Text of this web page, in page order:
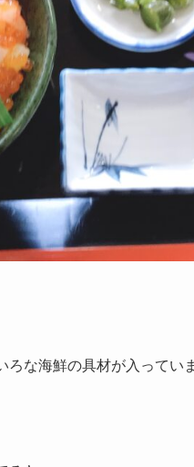
ろな海鮮の具材が入ってい